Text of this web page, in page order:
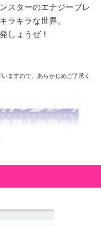
スターのエナジーブレ
ラキラな世界。
しょうぜ！
ますので、あらかじめご了承く